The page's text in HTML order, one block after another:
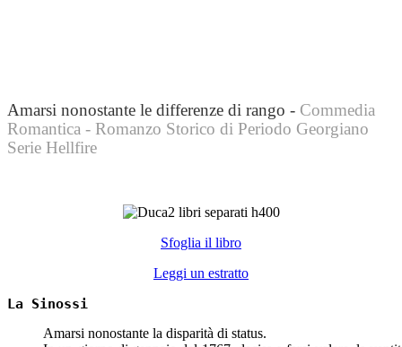
Amarsi nonostante le differenze di rango - Commedia
Romantica - Romanzo Storico di Periodo Georgiano
Serie Hellfire
Sfoglia il libro
Leggi un estratto
La Sinossi
Amarsi nonostante la disparità di status.